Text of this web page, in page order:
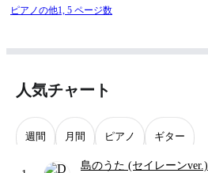
ピアノの他1, 5 ページ数
人気チャート
週間 月間 ピアノ ギター
島のうた (セイレーンver.)